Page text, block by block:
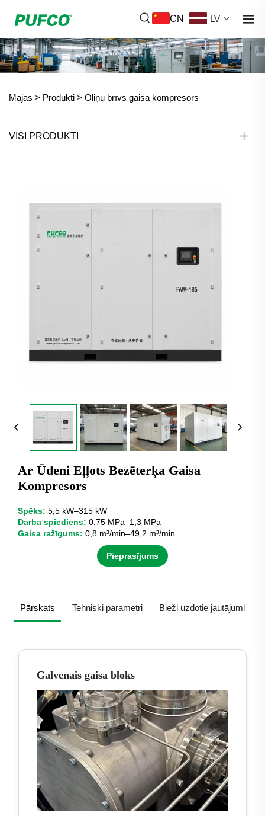
CN LV
Mājas > Produkti > Oliņu brīvs gaisa kompresors
VISI PRODUKTI
Ar Ūdeni Eļļots Bezēterķa Gaisa
Kompresors
Spēks: 5,5 kW–315 kW
Darba spiediens: 0,75 MPa–1,3 MPa
Gaisa ražīgums: 0,8 m³/min–49,2 m³/min
Pieprasījums
Pārskats Tehniski parametri Bieži uzdotie jautājumi
Galvenais gaisa bloks